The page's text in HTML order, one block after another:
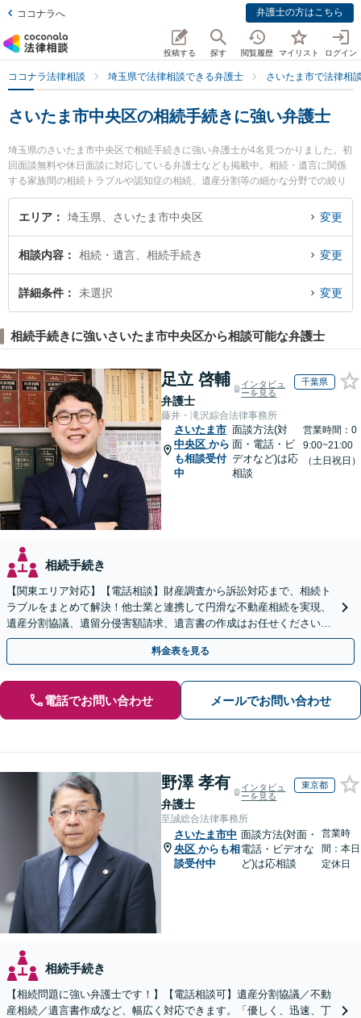
ココナラへ 弁護士の方はこちら
投稿する 探す 閲覧履歴 マイリスト ログイン
ココナラ法律相談 埼玉県で法律相談できる弁護士 さいたま市で法律相
さいたま市中央区の相続手続きに強い弁護士
埼玉県のさいたま市中央区で相続手続きに強い弁護士が4名見つかりました。初
回面談無料や休日面談に対応している弁護士なども掲載中。相続・遺言に関係
する家族間の相続トラブルや認知症の相続、遺産分割等の細かな分野での絞り
込み検索もでき便利です。特にSINTO法律事務所の鈴木 秀二弁護士や埼玉つき
あかり法律事務所の依田 隆文弁護士、安里総合法律事務所の安里 国之助弁護士
談したい』『相続手続きのトラブル解決の実績豊富な近くの弁護士を検索した
い』『初回相談無料で相続手続きを法律相談できるさいたま市中央区内の弁護
士に相談予約したい』などでお困りの相談者さんにおすすめです。
エリア 埼玉県、さいたま市中央区 変更
相談内容 相続・遺言、相続手続き 変更
詳細条件 未選択 変更
相続手続きに強いさいたま市中央区から相談可能な弁護士
足立 啓輔
弁護士
インタビュ
ーを見る
千葉県
藤井・滝沢綜合法律事務所
さいたま市
中央区 から
も相談受付
中
面談方法(対
面・電話・ビ
デオなど)は応
相談
営業時間：0
9:00~21:00
（土日祝日）
相続手続き
【関東エリア対応】【電話相談】財産調査から訴訟対応まで、相続ト
ラブルをまとめて解決！他士業と連携して円滑な不動産相続を実現、
遺産分割協議、遺留分侵害額請求、遺言書の作成はお任せください。
明確な料金体系【オンライン面談可能】
料金表を見る
電話でお問い合わせ メールでお問い合わせ
野澤 孝有
弁護士
インタビュ
ーを見る
東京都
至誠総合法律事務所
さいたま市中
央区 からも相
談受付中
面談方法(対面・
電話・ビデオな
ど)は応相談
営業時
間：本日
定休日
相続手続き
【相続問題に強い弁護士です！】【電話相談可】遺産分割協議／不動
産相続／遺言書作成など、幅広く対応できます。「優しく、迅速、丁